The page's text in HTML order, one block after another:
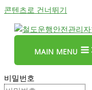
콘텐츠로 건너뛰기
MAIN MENU
비밀번호